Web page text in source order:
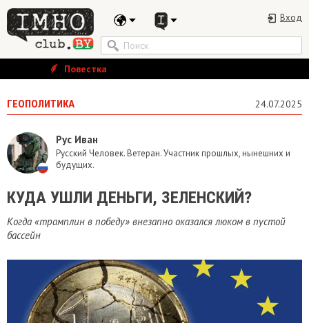
Вход
Повестка
ГЕОПОЛИТИКА 24.07.2025
Рус Иван
Русский Человек. Ветеран. Участник прошлых, нынешних и
будущих.
КУДА УШЛИ ДЕНЬГИ, ЗЕЛЕНСКИЙ?
Когда «трамплин в победу» внезапно оказался люком в пустой
бассейн